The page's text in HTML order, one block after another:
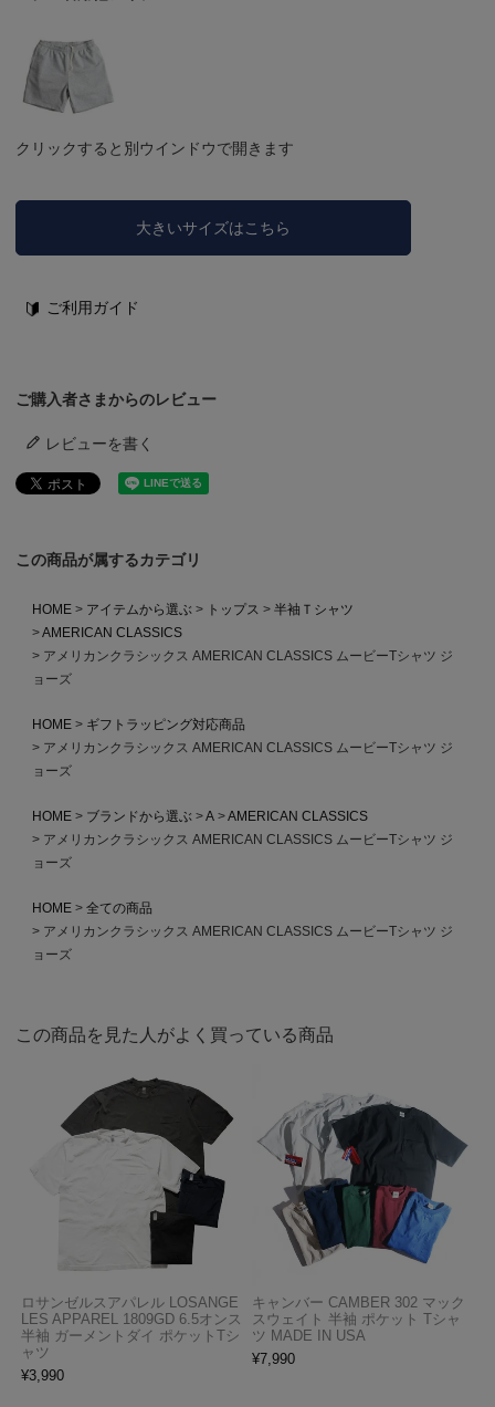
クリックすると別ウインドウで開きます
大きいサイズはこちら
ご利用ガイド
ご購入者さまからのレビュー
レビューを書く
この商品が属するカテゴリ
HOME アイテムから選ぶ トップス
半袖Ｔシャツ
AMERICAN CLASSICS
アメリカンクラシックス AMERICAN CLASSICS ムービーTシャツ ジ
ョーズ
HOME
ギフトラッピング対応商品
アメリカンクラシックス AMERICAN CLASSICS ムービーTシャツ ジ
ョーズ
HOME ブランドから選ぶ A
AMERICAN CLASSICS
アメリカンクラシックス AMERICAN CLASSICS ムービーTシャツ ジ
ョーズ
HOME
全ての商品
アメリカンクラシックス AMERICAN CLASSICS ムービーTシャツ ジ
ョーズ
この商品を見た人がよく買っている商品
ロサンゼルスアパレル LOSANGE
LES APPAREL 1809GD 6.5オンス
半袖 ガーメントダイ ポケットTシ
ャツ
¥3,990
キャンバー CAMBER 302 マック
スウェイト 半袖 ポケット Tシャ
ツ MADE IN USA
¥7,990